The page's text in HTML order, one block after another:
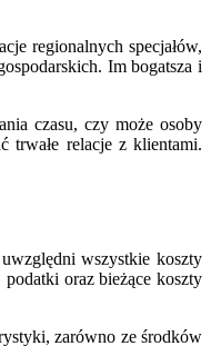
regionalnych specjałów,
Im bogatsza i
czasu, czy może osoby
trwałe relacje z klientami.
wszystkie koszty
oraz bieżące koszty
zarówno ze środków